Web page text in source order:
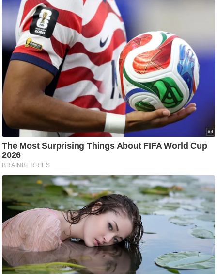
मि
स्तं
भ
ए
म
.
आ
ई
.
चा
य
र
स
मी
क्षा
ध
र्म